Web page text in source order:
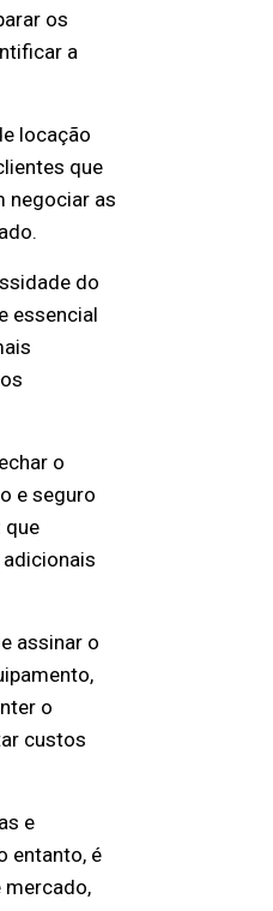
os
a
locação
que
negociar as
do
essencial
o
e seguro
que
assinar o
o
custos
e
entanto, é
mercado,